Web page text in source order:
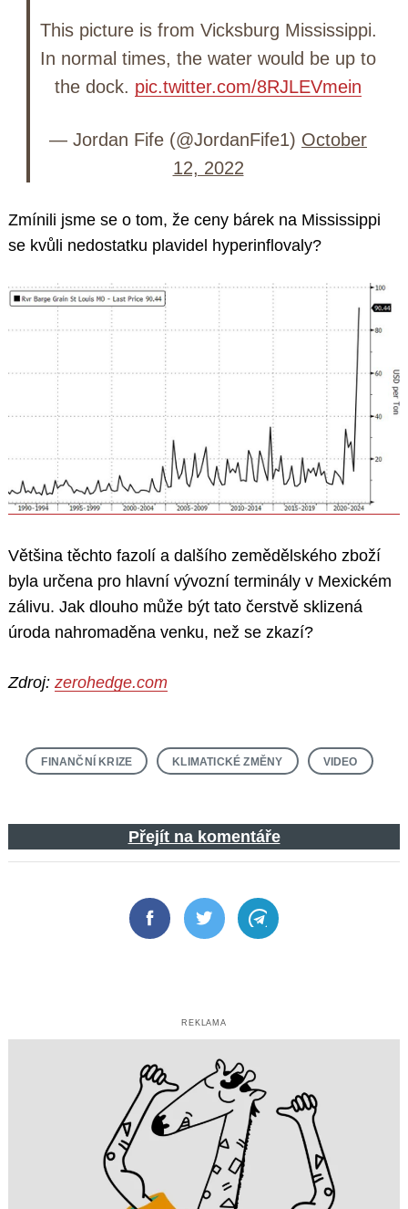
This picture is from Vicksburg Mississippi.
In normal times, the water would be up to
the dock. pic.twitter.com/8RJLEVmein
— Jordan Fife (@JordanFife1) October
12, 2022
Zmínili jsme se o tom, že ceny bárek na Mississippi
se kvůli nedostatku plavidel hyperinflovaly?
Většina těchto fazolí a dalšího zemědělského zboží
byla určena pro hlavní vývozní terminály v Mexickém
zálivu. Jak dlouho může být tato čerstvě sklizená
úroda nahromaděna venku, než se zkazí?
Zdroj: zerohedge.com
FINANČNÍ KRIZE KLIMATICKÉ ZMĚNY VIDEO
Přejít na komentáře
FacebookTwitter Telegram
REKLAMA